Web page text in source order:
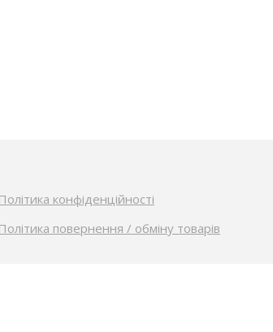
Політика конфіденційності
Політика повернення / обміну товарів